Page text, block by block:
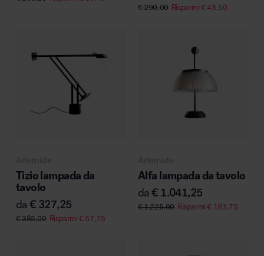
€290,00 Risparmi€43,50
Artemide
Tizio lampada da
tavolo
da€ 327,25
€385,00 Risparmi€57,75
Artemide
Alfa lampada da tavolo
da€ 1.041,25
€1.225,00 Risparmi€ 183,75